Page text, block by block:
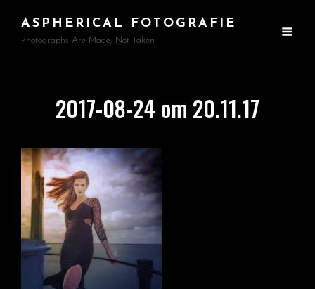
ASPHERICAL FOTOGRAFIE
Photographs Are Made, Not Taken
2017-08-24 om 20.11.17